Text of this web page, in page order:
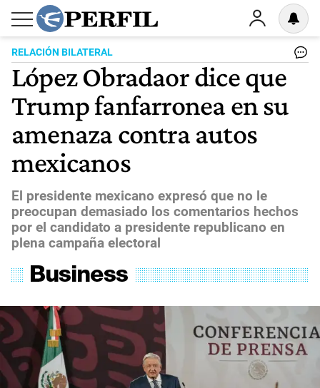
RELACIÓN BILATERAL
López Obradaor dice que
Trump fanfarronea en su
amenaza contra autos
mexicanos
El presidente mexicano expresó que no le
preocupan demasiado los comentarios hechos
por el candidato a presidente republicano en
plena campaña electoral